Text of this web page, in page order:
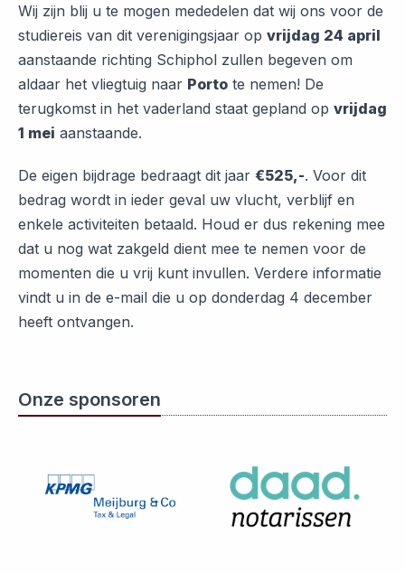
Wij zijn blij u te mogen mededelen dat wij ons voor de
studiereis van dit verenigingsjaar op vrijdag 24 april
aanstaande richting Schiphol zullen begeven om
aldaar het vliegtuig naar Porto te nemen! De
terugkomst in het vaderland staat gepland op vrijdag
1 mei aanstaande.
De eigen bijdrage bedraagt dit jaar €525,-. Voor dit
bedrag wordt in ieder geval uw vlucht, verblijf en
enkele activiteiten betaald. Houd er dus rekening mee
dat u nog wat zakgeld dient mee te nemen voor de
momenten die u vrij kunt invullen. Verdere informatie
vindt u in de e-mail die u op donderdag 4 december
heeft ontvangen.
Onze sponsoren